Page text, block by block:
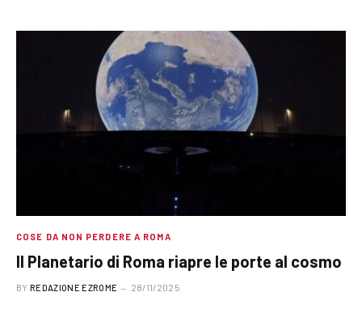
COSE DA NON PERDERE A ROMA
Il Planetario di Roma riapre le porte al cosmo
BY REDAZIONE EZROME 28/11/2025